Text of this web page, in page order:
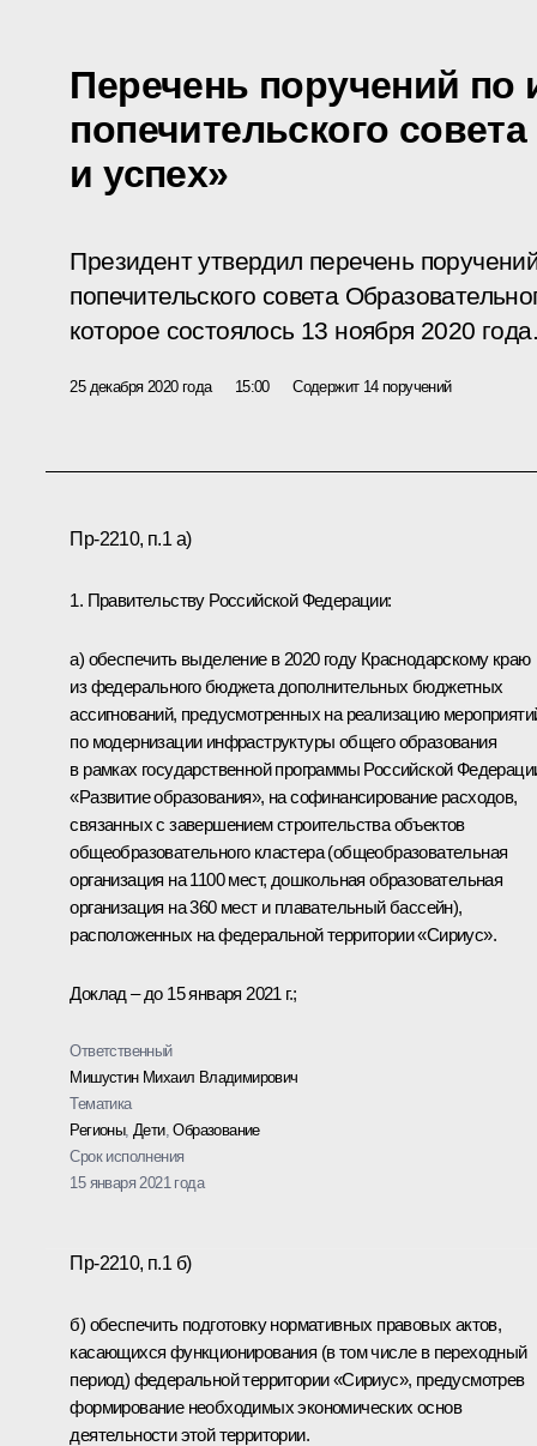
Перечень поручений по
попечительского
и успех»
Президент утвердил перечень
попечительского совета
которое состоялось 13 ноября 2020 года.
25 декабря 2020 года 15:00 Содержит 14 поручений
Пр-2210, п.1 а)
1. Правительству Российской Федерации:
а) обеспечить выделение в 2020 году Краснодарскому краю
из федерального бюджета дополнительных бюджетных
ассигнований, предусмотренных на реализацию
по модернизации инфраструктуры общего образования
в рамках государственной программы Российской
«Развитие образования», на софинансирование расходов,
связанных с завершением строительства объектов
общеобразовательного кластера (общеобразовательная
организация на 1100 мест, дошкольная образовательная
организация на 360 мест и плавательный бассейн),
расположенных на федеральной территории «Сириус».
Доклад – до 15 января 2021 г.;
Ответственный
Мишустин Михаил Владимирович
Тематика
Регионы, Дети,Образование
Срок исполнения
15 января 2021 года
Пр-2210, п.1 б)
б) обеспечить подготовку нормативных правовых актов,
касающихся функционирования (в том числе в переходный
период) федеральной территории «Сириус», предусмотрев
формирование необходимых экономических основ
деятельности этой территории.